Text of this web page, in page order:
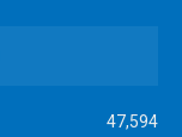
47,594